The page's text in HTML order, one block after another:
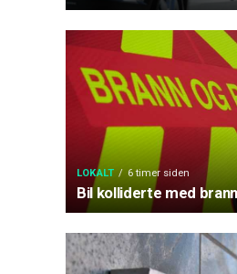
LOKALT 6 timer siden
Bil kolliderte med